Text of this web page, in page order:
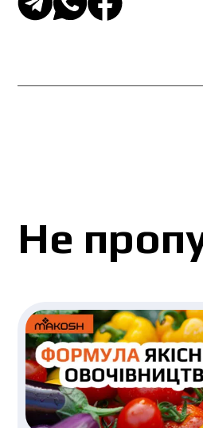
Не